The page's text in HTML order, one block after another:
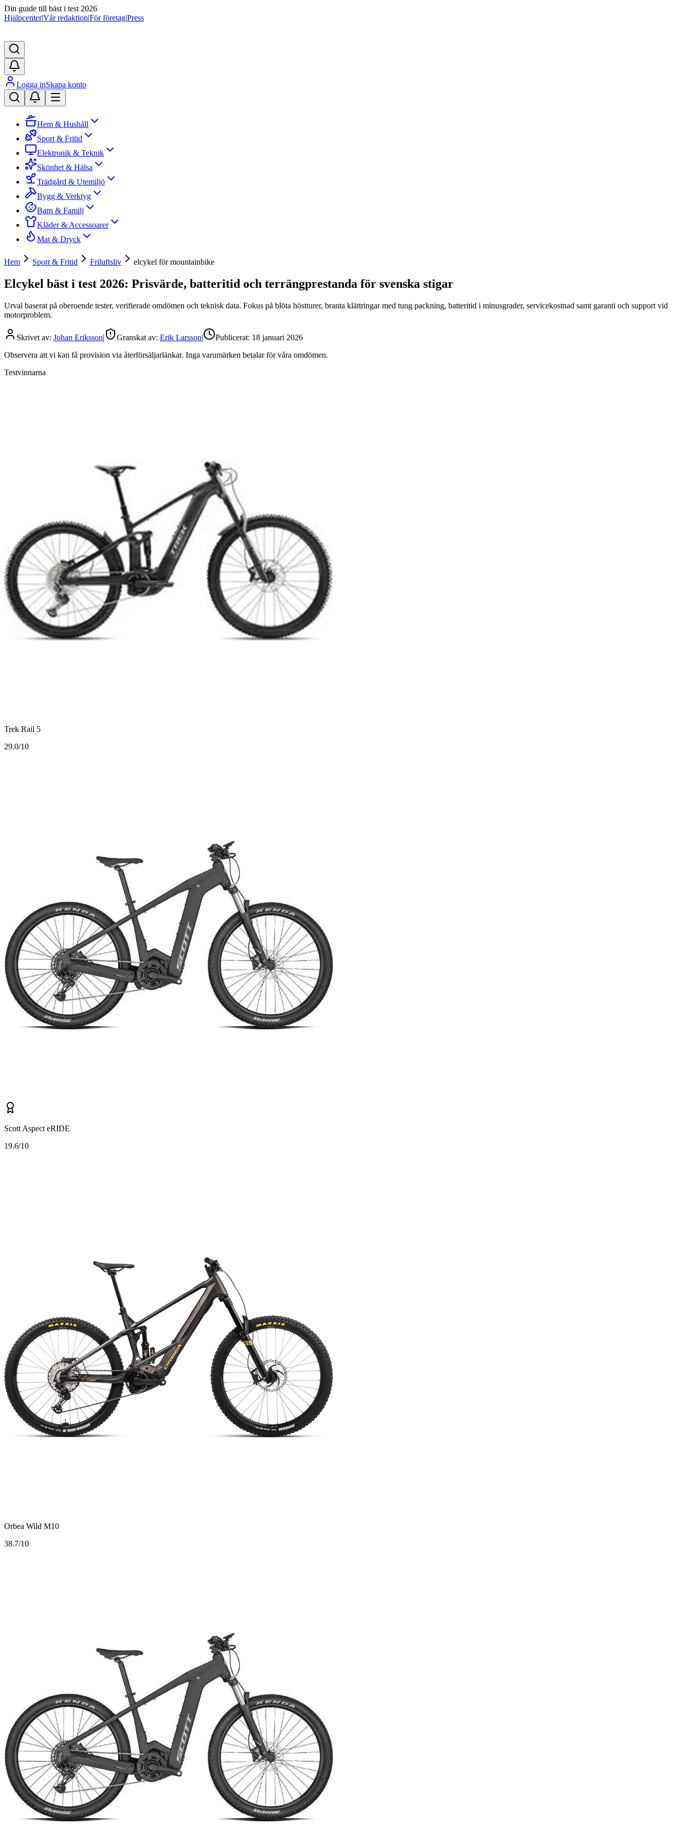
Din guide till bäst i test 2026
Hjälpcenter|Vår redaktion|För företag|Press
Logga inSkapa konto
Hem & Hushåll
Sport & Fritid
Elektronik & Teknik
Skönhet & Hälsa
Trädgård & Utemiljö
Bygg & Verktyg
Barn & Familj
Kläder & Accessoarer
Mat & Dryck
Hem Sport & Fritid Friluftsliv elcykel för mountainbike
Elcykel bäst i test 2026: Prisvärde, batteritid och terrängprestanda för svenska stigar
Urval baserat på oberoende tester, verifierade omdömen och teknisk data. Fokus på blöta höstturer, branta klättringar med tung packning, batteritid i minusgrader, servicekostnad samt garanti och support vid
motorproblem.
Skrivet av: Johan Eriksson| Granskat av: Erik Larsson| Publicerat: 18 januari 2026
Observera att vi kan få provision via återförsäljarlänkar. Inga varumärken betalar för våra omdömen.
Testvinnarna
Trek Rail 5
29.0/10
Scott Aspect eRIDE
19.6/10
Orbea Wild M10
38.7/10